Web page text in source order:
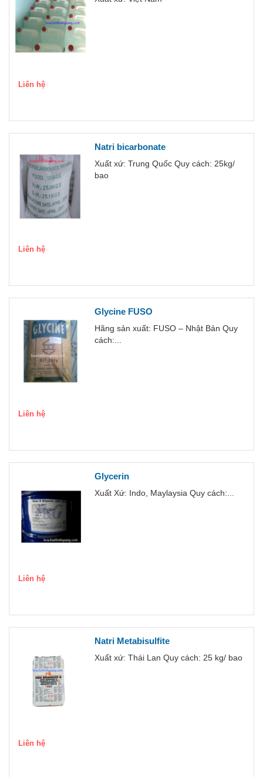
Liên hệ
Natri bicarbonate
Xuất xứ: Trung Quốc Quy cách: 25kg/
bao
Liên hệ
Glycine FUSO
Hãng sản xuất: FUSO – Nhật Bản Quy
cách:...
Liên hệ
Glycerin
Xuất Xứ: Indo, Maylaysia Quy cách:...
Liên hệ
Natri Metabisulfite
Xuất xứ: Thái Lan Quy cách: 25 kg/ bao
Liên hệ